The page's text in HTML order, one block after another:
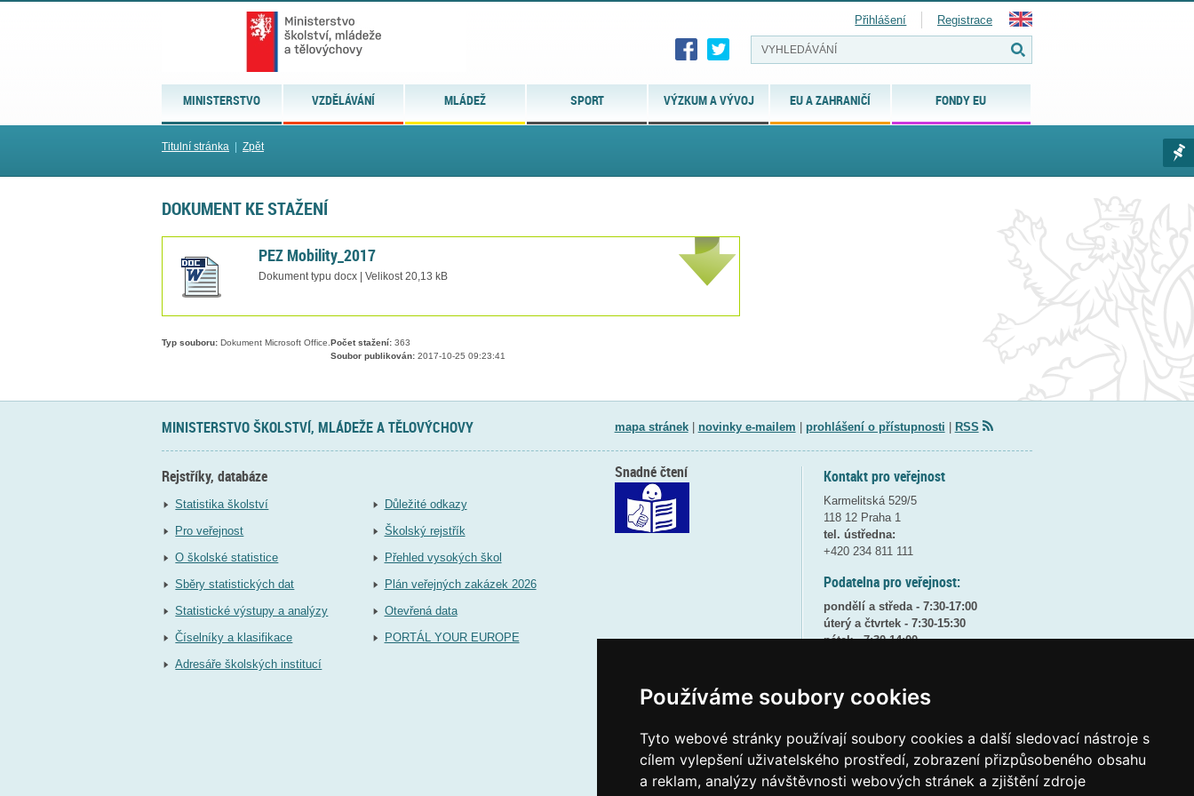
Používáme soubory cookies
Tyto webové stránky používají soubory cookies a další sledovací nástroje s
cílem vylepšení uživatelského prostředí, zobrazení přizpůsobeného obsahu
a reklam, analýzy návštěvnosti webových stránek a zjištění zdroje
MINISTERSTVO VZDĚLÁVÁNÍ MLÁDEŽ SPORT VÝZKUM A VÝVOJ EU A ZAHRANIČÍ FONDY EU
Přihlášení Registrace
Titulní stránka Zpět
DOKUMENT KE STAŽENÍ
PEZ Mobility_2017
Dokument typu docx | Velikost 20,13 kB
Typ souboru: Dokument Microsoft Office. Počet stažení: 363
Soubor publikován: 2017-10-25 09:23:41
MINISTERSTVO ŠKOLSTVÍ, MLÁDEŽE A TĚLOVÝCHOVY mapa stránek| novinky e-mailem prohlášení o přístupnosti RSS
Rejstříky, databáze
Statistika školství
Pro veřejnost
O školské statistice
Sběry statistických dat
Statistické výstupy a analýzy
Číselníky a klasifikace
Adresáře školských institucí
Důležité odkazy
Školský rejstřík
Přehled vysokých škol
Plán veřejných zakázek 2026
Otevřená data
PORTÁL YOUR EUROPE
Kontakt pro veřejnost
Karmelitská 529/5
118 12 Praha 1
tel. ústředna:
+420 234 811 111
Podatelna pro veřejnost:
pondělí a středa - 7:30-17:00
úterý a čtvrtek - 7:30-15:30
pátek - 7:30-14:00
(více informacíZDE)
posta@msmtgovcz
ID datové schránky: vidaawt
Snadné čtení